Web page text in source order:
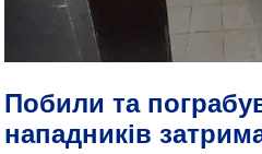
Побили та
нападників